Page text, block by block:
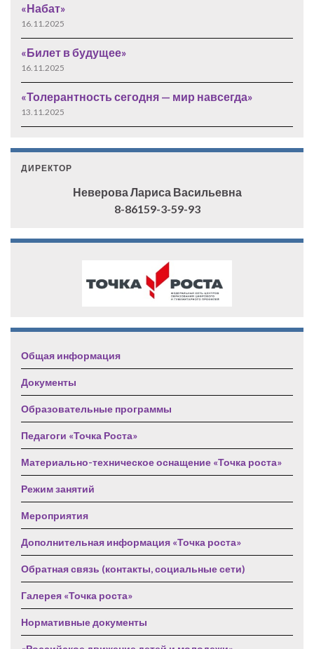
«Набат»
16.11.2025
«Билет в будущее»
16.11.2025
«Толерантность сегодня — мир навсегда»
13.11.2025
ДИРЕКТОР
Неверова Лариса Васильевна
8-86159-3-59-93
Общая информация
Документы
Образовательные программы
Педагоги «Точка Роста»
Материально-техническое оснащение «Точка роста»
Режим занятий
Мероприятия
Дополнительная информация «Точка роста»
Обратная связь (контакты, социальные сети)
Галерея «Точка роста»
Нормативные документы